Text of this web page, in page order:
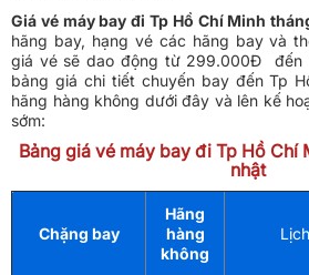
Giá vé máy bay đi Tp Hồ Chí Minh
hãng bay, hạng vé các hãng bay và
giá vé sẽ dao động từ 299.000Đ đến
bảng giá chi tiết chuyến bay đến Tp
hãng hàng không dưới đây và lên kế
sớm:
Bảng giá vé máy bay đi Tp Hồ Chí
nhật
Chặng bay
Hãng
hàng
không